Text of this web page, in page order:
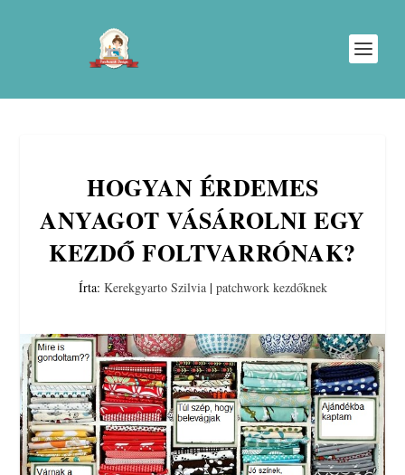
HOGYAN ÉRDEMES
ANYAGOT VÁSÁROLNI EGY
KEZDŐ FOLTVARRÓNAK?
Írta: Kerekgyarto Szilvia| patchwork kezdőknek